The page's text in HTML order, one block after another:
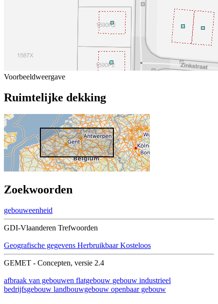
Voorbeeldweergave
Ruimtelijke dekking
Zoekwoorden
gebouweenheid
GDI-Vlaanderen Trefwoorden
Geografische gegevens Herbruikbaar Kosteloos
GEMET - Concepten, versie 2.4
afbraak van gebouwen flatgebouw gebouw industrieel
bedrijfsgebouw landbouwgebouw openbaar gebouw